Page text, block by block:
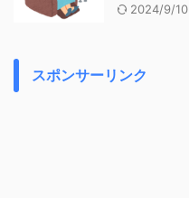
2024/9/10
スポンサーリンク